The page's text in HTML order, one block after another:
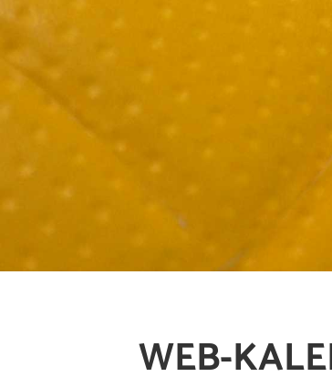
WEB-